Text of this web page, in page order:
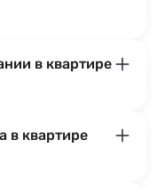
в квартире
в квартире